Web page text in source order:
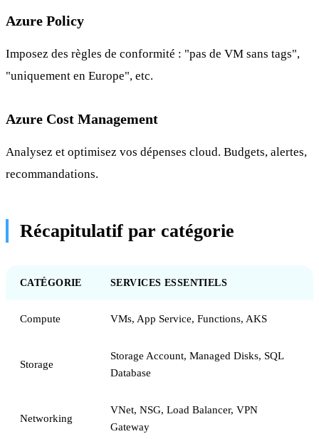
Azure Policy
Imposez des règles de conformité : "pas de VM sans tags",
"uniquement en Europe", etc.
Azure Cost Management
Analysez et optimisez vos dépenses cloud. Budgets, alertes,
recommandations.
Récapitulatif par catégorie
CATÉGORIE SERVICES ESSENTIELS
Compute VMs, App Service, Functions, AKS
Storage
Storage Account, Managed Disks, SQL
Database
Networking
VNet, NSG, Load Balancer, VPN
Gateway